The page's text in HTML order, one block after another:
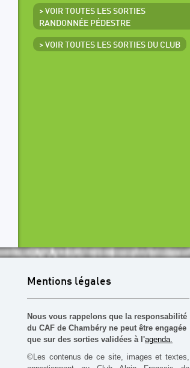
> VOIR TOUTES LES SORTIES
RANDONNÉE PÉDESTRE
> VOIR TOUTES LES SORTIES DU CLUB
Mentions légales
Nous vous rappelons que la responsabilité
du CAF de Chambéry ne peut être engagée
que sur des sorties validées à l'agenda.
©Les contenus de ce site, images et textes,